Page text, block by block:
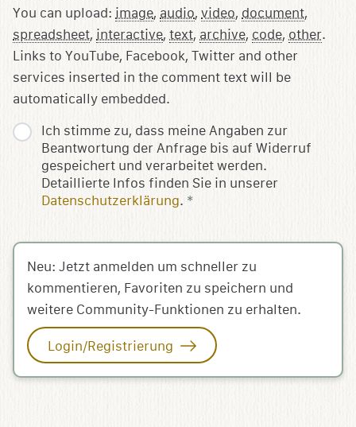
Ich stimme zu, dass meine Angaben zur
Beantwortung der Anfrage bis auf Widerruf
gespeichert und verarbeitet werden.
Detaillierte Infos finden Sie in unserer
Datenschutzerklärung. *
You can upload: image, audio, video, document,
spreadsheet, interactive, text, archive, code, other.
Links to YouTube, Facebook, Twitter and other
services inserted in the comment text will be
automatically embedded.
Neu: Jetzt anmelden um schneller zu
kommentieren, Favoriten zu speichern und
weitere Community-Funktionen zu erhalten.
Login/Registrierung